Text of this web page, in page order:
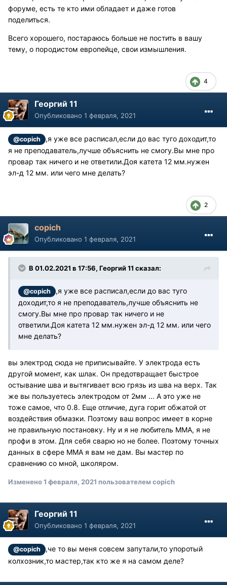
форуме, есть те кто ими обладает и даже готов
поделиться.
Всего хорошего, постараюсь больше не постить в вашу
тему, о породистом европейце, свои измышления.
4
Георгий 11
Опубликовано 1 февраля, 2021
@copich
,я уже все расписал,если до вас туго доходит,то
я не преподаватель,лучше объяснить не смогу.Вы мне про
провар так ничего и не ответили.Доя катета 12 мм.нужен
эл-д 12 мм. или чего мне делать?
2
copich
Опубликовано 1 февраля, 2021
В 01.02.2021 в 17:56, Георгий 11 сказал:
@copich
,я уже все расписал,если до вас туго
доходит,то я не преподаватель,лучше объяснить не
смогу.Вы мне про провар так ничего и не
ответили.Доя катета 12 мм.нужен эл-д 12 мм. или чего
мне делать?
вы электрод сюда не приписывайте. У электрода есть
другой момент, как шлак. Он предотвращает быстрое
остывание шва и вытягивает всю грязь из шва на верх. Так
же вы пользуетесь электродом от 2мм ... А это уже не
тоже самое, что 0.8. Еще отличие, дуга горит обжатой от
воздействия обмазки. Поэтому ваш вопрос имеет в корне
не правильную постановку. Ну и я не любитель ММА, я не
профи в этом. Для себя сварю но не более. Поэтому точных
данных в сфере ММА я вам не дам. Вы мастер по
сравнению со мной, школяром.
Изменено1 февраля, 2021 пользователем copich
Георгий 11
Опубликовано 1 февраля, 2021
@copich
,че то вы меня совсем запутали,то упоротый
колхозник,то мастер,так кто же я на самом деле?